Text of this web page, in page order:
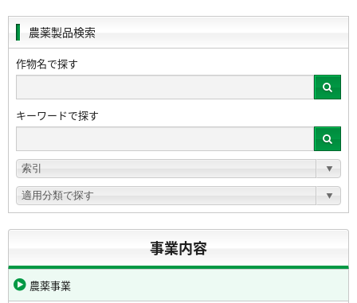
農薬製品検索
作物名で探す
キーワードで探す
事業内容
農薬事業